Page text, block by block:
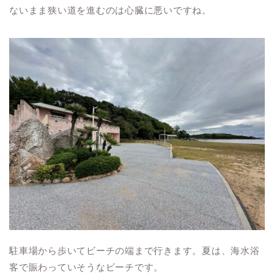
ないまま狭い道を進むのは心臓に悪いですね。
駐車場から歩いてビーチの端まで行きます。夏は、海水浴
客で賑わっていそうなビーチです。